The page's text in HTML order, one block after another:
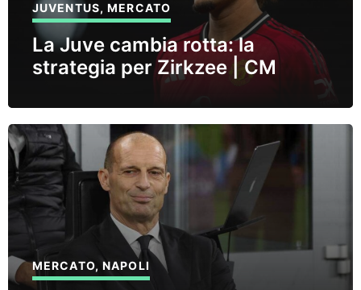
JUVENTUS,MERCATO
La Juve cambia rotta: la
strategia per Zirkzee | CM
MERCATO, NAPOLI